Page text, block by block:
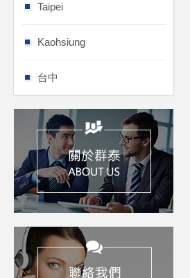
Taipei
Kaohsiung
台中